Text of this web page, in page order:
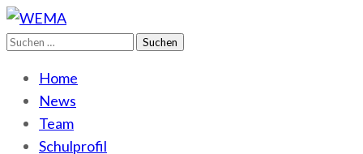
WEMA
BbS I des Salzlandkreises
Suchen
Home
News
Team
Schulprofil